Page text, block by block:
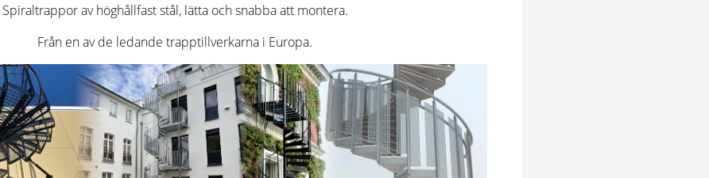
många genomtänkta detaljer.
YTBEHANDLING RAL FÄRGER
EXKLUSIV
Helt anpassningsbar spiraltrappa för inomhusbruk för de högsta kraven. Exklusivt hantverk möter elegant,
minimalistisk design.
Spiraltrappor av höghållfast stål, lätta och snabba att montera.
Från en av de ledande trapptillverkarna i Europa.